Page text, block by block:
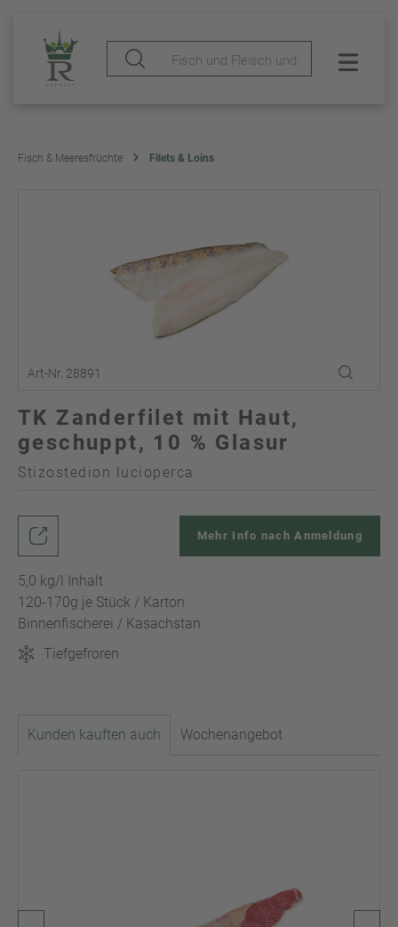
Fisch & Meeresfrüchte Filets & Loins
Art-Nr. 28891
TK Zanderfilet mit Haut,
geschuppt, 10 % Glasur
Stizostedion lucioperca
5,0 kg/l Inhalt
120-170g je Stück / Karton
Binnenfischerei / Kasachstan
Tiefgefroren
Mehr Info nach Anmeldung
Kunden kauften auch Wochenangebot